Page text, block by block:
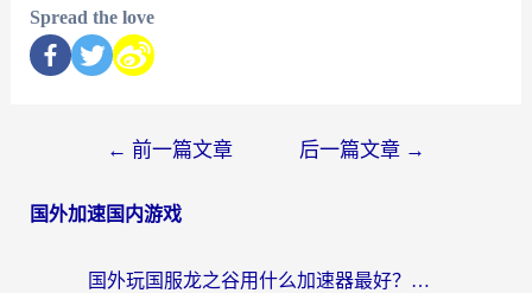
Spread the love
← 前一篇文章 后一篇文章 →
国外加速国内游戏
国外玩国服龙之谷用什么加速器最好？一份给海外游子的终极指南